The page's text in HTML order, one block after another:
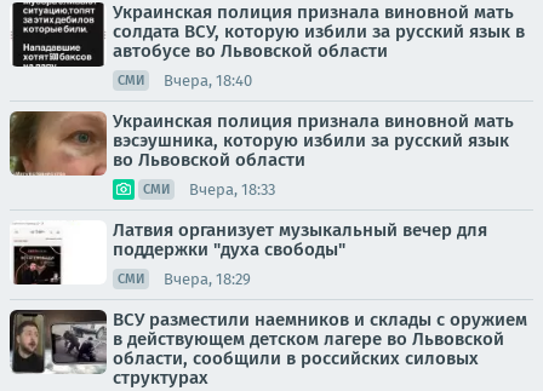
Украинская полиция признала виновной мать
солдата ВСУ, которую избили за русский язык в
автобусе во Львовской области
СМИ Вчера, 18:40
Украинская полиция признала виновной мать
вэсэушника, которую избили за русский язык
во Львовской области
СМИ Вчера, 18:33
Латвия организует музыкальный вечер для
поддержки "духа свободы"
СМИ Вчера, 18:29
ВСУ разместили наемников и склады с оружием
в действующем детском лагере во Львовской
области, сообщили в российских силовых
структурах